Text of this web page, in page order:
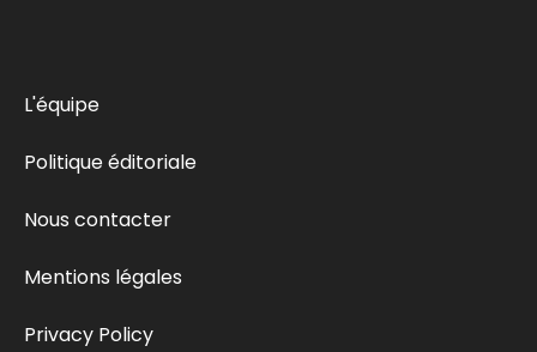
L'équipe
Politique éditoriale
Nous contacter
Mentions légales
Privacy Policy